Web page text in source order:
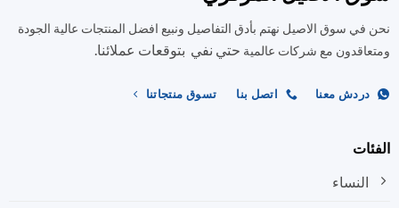
يمكن
اختيار
على
سوق الاصيل نهتم بأدق التفاصيل ونبيع افضل المنتجات عالية الجودة
مع شركات عالميةحتي نفي بتوقعات عملائنا.
دردش معنا اتصل بنا تسوق منتجاتنا
النساء